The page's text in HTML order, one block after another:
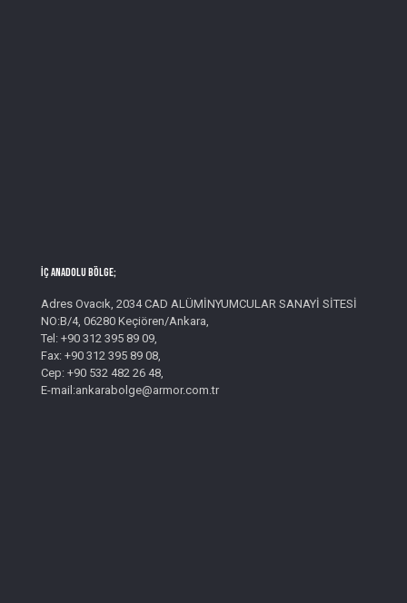
İç Anadolu Bölge;
Adres Ovacık, 2034 CAD ALÜMİNYUMCULAR SANAYİ SİTESİ
NO:B/4, 06280 Keçiören/Ankara,
Tel: +90 312 395 89 09,
Fax: +90 312 395 89 08,
Cep: +90 532 482 26 48,
E-mail:ankarabolge@armor.com.tr